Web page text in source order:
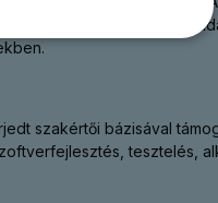
hozzá, akik naprakész
szakértői bázisával
tesztelés,